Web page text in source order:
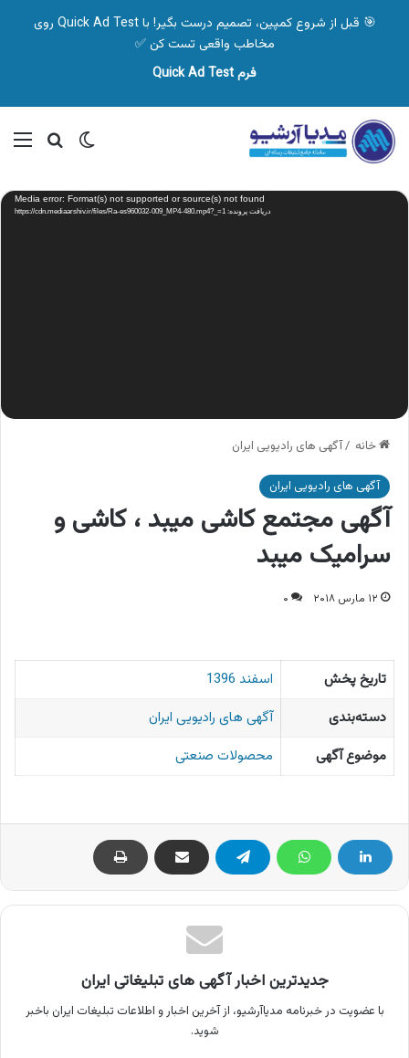
🎯 قبل از شروع کمپین، تصمیم درست بگیر! با Quick Ad Test روی
مخاطب واقعی تست کن ✅
فرم Quick Ad Test
تغییر پوسته
نمایشگر
ویدیو Media error: Format(s) not supported or source(s) not found
دریافت پرونده: https://cdn.mediaarshiv.ir/files/Ra-es960032-009_MP4-480.mp4?_=1
خانه /آگهی های رادیویی ایران
آگهی های رادیویی ایران
آگهی مجتمع کاشی میبد ، کاشی و
سرامیک میبد
۱۲ مارس ۲۰۱۸ ۰
تاریخ پخش
اسفند 1396
دسته‌بندی
آگهی های رادیویی ایران
موضوع آگهی
محصولات صنعتی
جدیدترین اخبار آگهی های تبلیغاتی ایران
با عضویت در خبرنامه مدیاآرشیو، از آخرین اخبار و اطلاعات تبلیغات ایران باخبر
شوید.